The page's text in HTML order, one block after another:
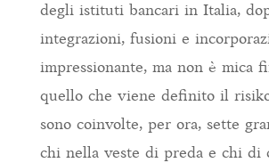
degli istituti bancari in Italia,
integrazioni, fusioni e
impressionante, ma non è mica
quello che viene definito il
sono coinvolte, per ora, sette
chi nella veste di preda e chi di